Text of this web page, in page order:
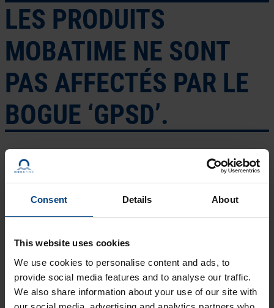
Consent Details About
This website uses cookies
We use cookies to personalise content and ads, to
provide social media features and to analyse our traffic.
We also share information about your use of our site with
LES PRODUITS
MOBATIME NE SONT
PAS AFFECTÉS PAR LE
BOGUE ‘GPSD’.